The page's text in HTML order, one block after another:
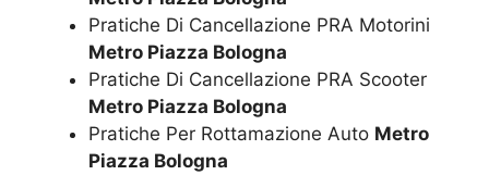
Pratiche Di Cancellazione PRA Motorini
Metro Piazza Bologna
Pratiche Di Cancellazione PRA Scooter
Metro Piazza Bologna
Pratiche Per Rottamazione Auto Metro
Piazza Bologna